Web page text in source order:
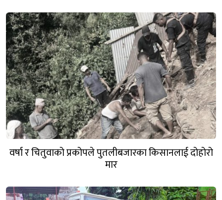
वर्षा र चितुवाको प्रकोपले पुतलीबजारका किसानलाई दोहोरो
मार